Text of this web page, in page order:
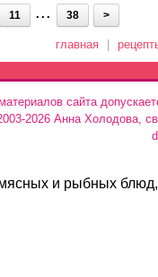
11 ... 38 >
главная
сайта
2026 Анна Холодова,
и рыбных